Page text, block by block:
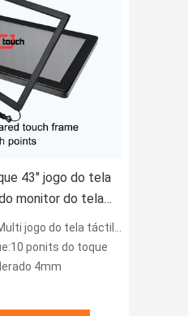
43" jogo do tela
monitor do tela
do tela táctil do ponto
ponits do toque
4mm